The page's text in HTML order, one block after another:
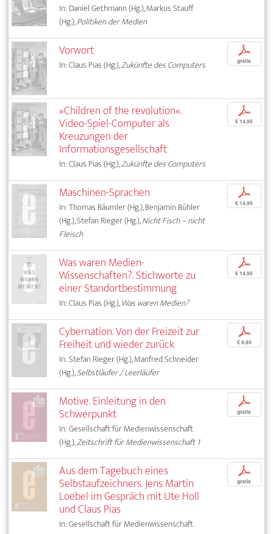
In: Daniel Gethmann (Hg.), Markus Stauff
(Hg.),Politiken der Medien
Vorwort
In: Claus Pias (Hg.),Zukünfte des Computers
p
gratis
»Children of the revolution«.
Video-Spiel-Computer als
Kreuzungen der
Informationsgesellschaft
In: Claus Pias (Hg.),Zukünfte des Computers
p
€ 14,95
Maschinen-Sprachen
In: Thomas Bäumler (Hg.), Benjamin Bühler
(Hg.), Stefan Rieger (Hg.),Nicht Fisch – nicht
Fleisch
p
€ 14,95
Was waren Medien-
Wissenschaften?. Stichworte zu
einer Standortbestimmung
In: Claus Pias (Hg.),Was waren Medien?
p
€ 14,95
Cybernation. Von der Freizeit zur
Freiheit und wieder zurück
In: Stefan Rieger (Hg.), Manfred Schneider
(Hg.),Selbstläufer / Leerläufer
p
€ 9,95
Motive. Einleitung in den
Schwerpunkt
In: Gesellschaft für Medienwissenschaft
(Hg.),Zeitschrift für Medienwissenschaft 1
p
gratis
Aus dem Tagebuch eines
Selbstaufzeichners. Jens Martin
Loebel im Gespräch mit Ute Holl
und Claus Pias
In: Gesellschaft für Medienwissenschaft
p
gratis